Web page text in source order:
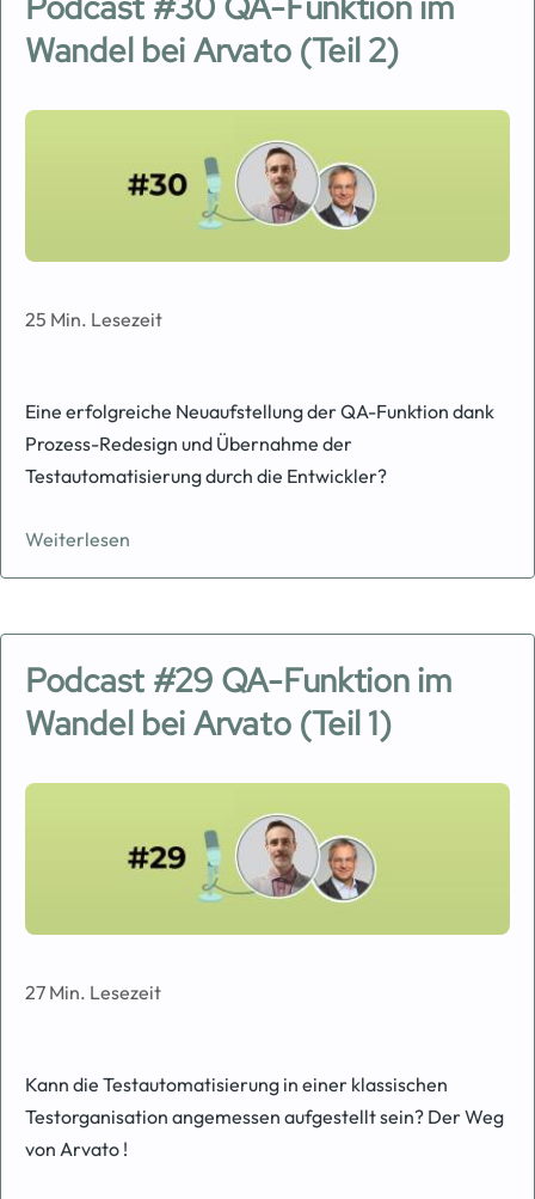
Wandel bei Arvato (Teil 2)
Image
25 Min. Lesezeit
Eine erfolgreiche Neuaufstellung der QA-Funktion dank
Prozess-Redesign und Übernahme der
Testautomatisierung durch die Entwickler?
Weiterlesen
Podcast #29 QA-Funktion im
Wandel bei Arvato (Teil 1)
Image
27 Min. Lesezeit
Kann die Testautomatisierung in einer klassischen
Testorganisation angemessen aufgestellt sein? Der Weg
von Arvato !